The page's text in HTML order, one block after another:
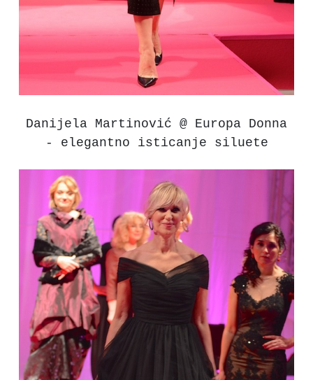
Danijela Martinović @ Europa Donna
- elegantno isticanje siluete